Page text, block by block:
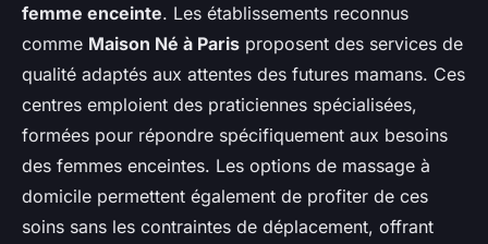
femme enceinte. Les établissements reconnus
comme Maison Né à Paris proposent des services de
qualité adaptés aux attentes des futures mamans. Ces
centres emploient des praticiennes spécialisées,
formées pour répondre spécifiquement aux besoins
des femmes enceintes. Les options de massage à
domicile permettent également de profiter de ces
soins sans les contraintes de déplacement, offrant